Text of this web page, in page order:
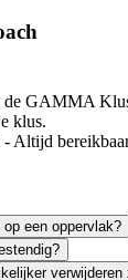
GAMMA
klus.
Altijd
een oppervlak?
verwijderen